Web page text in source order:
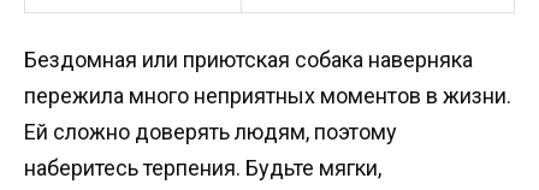
Бездомная или приютская собака наверняка
пережила много неприятных моментов в жизни.
Ей сложно доверять людям, поэтому
наберитесь терпения. Будьте мягки,